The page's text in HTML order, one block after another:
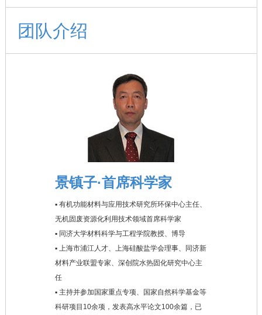
团队介绍
景镇子·首席科学家
▪ 有机功能材料与应用技术研究所环保中心主任、
无机固废资源化利用技术领域首席科学家
▪ 同济大学材料科学与工程学院教授、博导
▪ 上海市浦江人才、上海硅酸盐学会理事、同济新
材料产业联盟专家、深创院水热固化研究中心主
任
▪ 主持并参加国家重点专项、国家自然科学基金等
科研项目10余项，发表高水平论文100余篇，已